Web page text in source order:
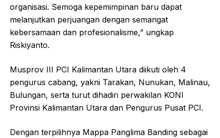
organisasi. Semoga kepemimpinan baru dapat
melanjutkan perjuangan dengan semangat
kebersamaan dan profesionalisme,” ungkap
Riskiyanto.
Musprov III PCI Kalimantan Utara diikuti oleh 4
pengurus cabang, yakni Tarakan, Nunukan, Malinau,
Bulungan, serta turut dihadiri perwakilan KONI
Provinsi Kalimantan Utara dan Pengurus Pusat PCI.
Dengan terpilihnya Mappa Panglima Banding sebagai